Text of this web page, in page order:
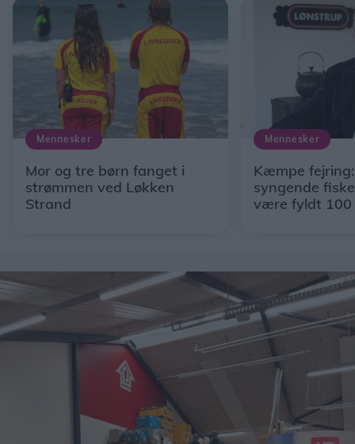
Mennesker
Mor og tre børn fanget i
strømmen ved Løkken
Strand
Mennesker
Kæmpe
syngende
være fyldt 100